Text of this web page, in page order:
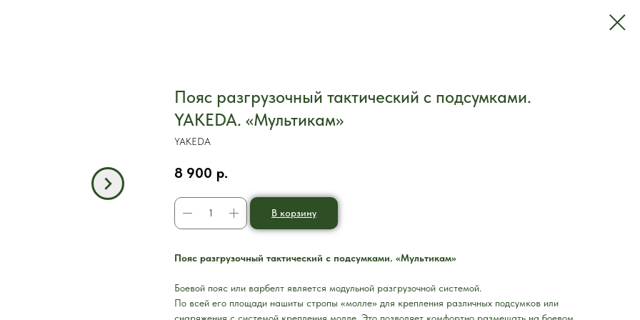
Пояс разгрузочный тактический с подсумками.
YAKEDA. «Мультикам»
YAKEDA
8 900 р.
В корзину
Пояс разгрузочный тактический с подсумками. «Мультикам»
Боевой пояс или варбелт является модульной разгрузочной системой.
По всей его площади нашиты стропы «молле» для крепления различных подсумков или